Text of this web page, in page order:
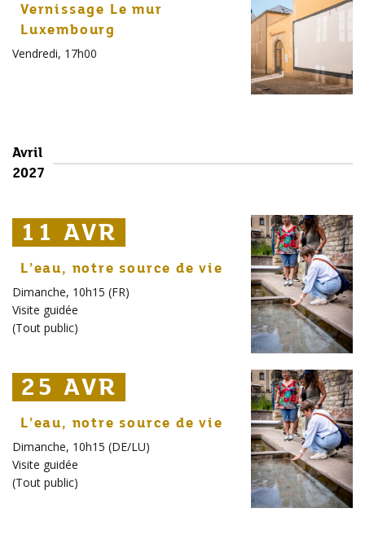
Vernissage Le mur
Luxembourg
Vendredi, 17h00
Avril
2027
11 AVR
11 AVR
11 AVR
L’eau, notre source de vie
Dimanche, 10h15 (FR)
Visite guidée
(Tout public)
25 AVR
25 AVR
25 AVR
L’eau, notre source de vie
Dimanche, 10h15 (DE/LU)
Visite guidée
(Tout public)